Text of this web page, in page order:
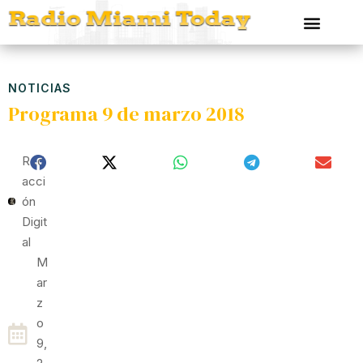
NOTICIAS
Programa 9 de marzo 2018
Red
Acci
Ón
Digit
Al
M
Ar
Z
O
9,